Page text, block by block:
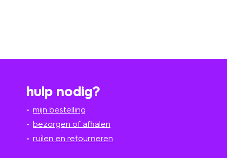
hulp nodig?
mijn bestelling
bezorgen of afhalen
ruilen en retourneren